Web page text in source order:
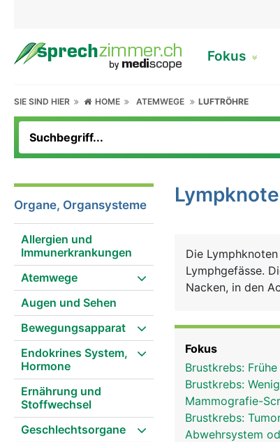
Fokus
SIE SIND HIER HOME ATEMWEGE LUFTRÖHRE
Organe, Organsysteme
Allergien und
Immunerkrankungen
Atemwege
Augen und Sehen
Bewegungsapparat
Endokrines System,
Hormone
Ernährung und
Stoffwechsel
Geschlechtsorgane
Die
Lymphgefässe.
Nacken, in den
Farbstoffe)
ausscheiden
Blutkörperchen)
den
Fokus
Brustkrebs:
Brustkrebs:
Mammografie-
Brustkrebs:
Abwehrsystem